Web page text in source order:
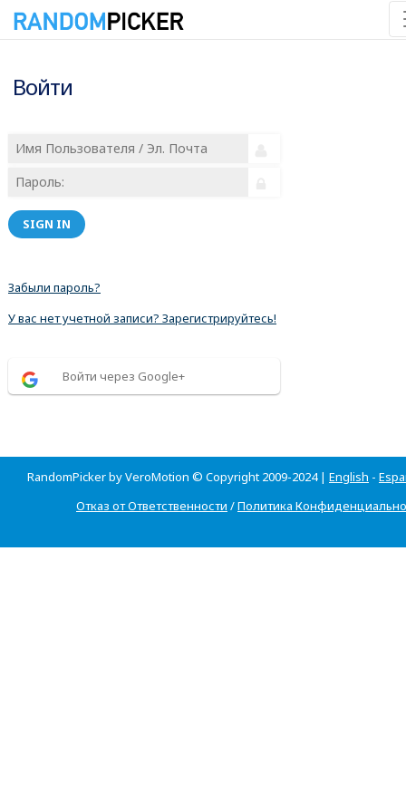
Войти
SIGN IN
Забыли пароль?
У вас нет учетной записи? Зарегистрируйтесь!
Войти через Google+
RandomPicker by VeroMotion © Copyright 2009-2024 | English -
Отказ от Ответственности /Политика